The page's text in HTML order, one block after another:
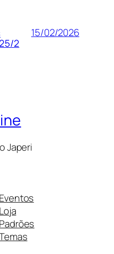
2
15/02/2026
Japeri
Eventos
Loja
Padrões